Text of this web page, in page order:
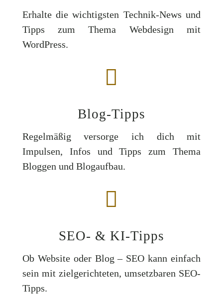
Erhalte die wichtigsten Technik-News und
Tipps zum Thema Webdesign mit
WordPress.

Blog-Tipps
Regelmäßig versorge ich dich mit
Impulsen, Infos und Tipps zum Thema
Bloggen und Blogaufbau.

SEO- & KI-Tipps
Ob Website oder Blog – SEO kann einfach
sein mit zielgerichteten, umsetzbaren SEO-
Tipps.